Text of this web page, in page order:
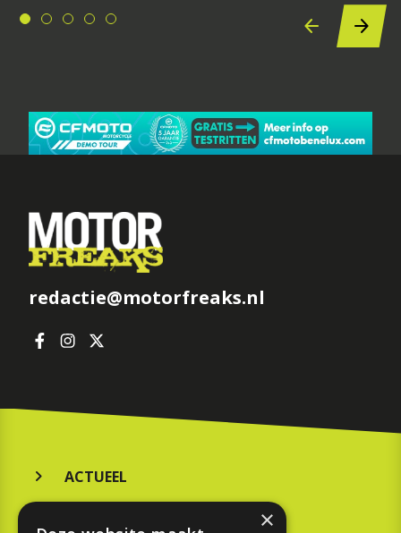
redactie@motorfreaks.nl
ACTUEEL
×